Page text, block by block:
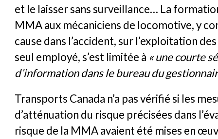
et le laisser sans surveillance… La
MMA aux mécaniciens de locomotive, y
cause dans l’accident, sur l’exploitation
seul employé, s’est limitée à « une courte
d’information dans le bureau du
Transports Canada n’a pas vérifié si les
d’atténuation du risque précisées dans
risque de la MMA avaient été mises en